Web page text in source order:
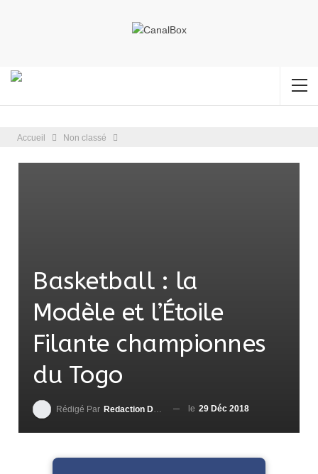
Accueil Non classé
Basketball : la
Modèle et l’Étoile
Filante championnes
du Togo
Rédigé Par Redaction DjenaSport le 29 Déc 2018